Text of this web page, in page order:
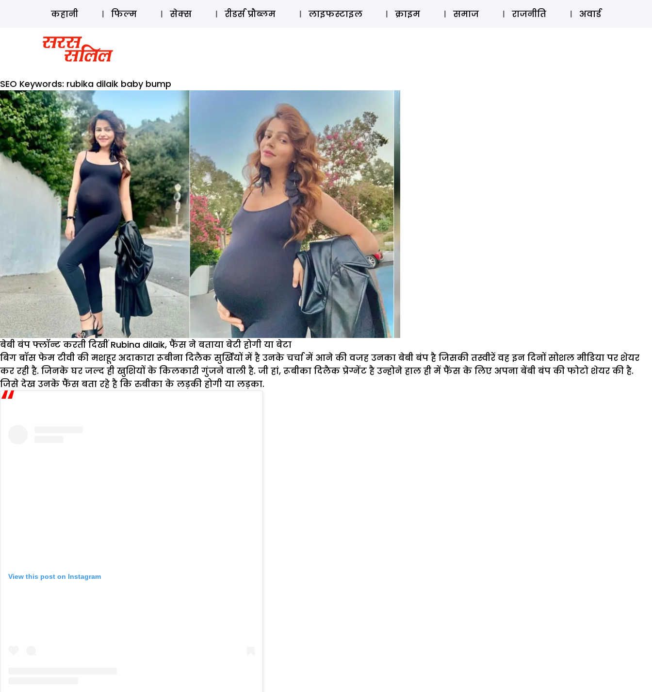
ऑडियो स्टोरी लॉग इन ⚲ SUBSCRIBE
कहानी फिल्म सेक्स रीडर्स प्रौब्लम लाइफस्टाइल क्राइम समाज राजनीति अवार्ड
SEO Keywords: rubika dilaik baby bump
बेबी बंप फ्लॉन्ट करती दिखीं Rubina dilaik, फैंस ने बताया बेटी होगी या बेटा
बिग बॉस फेम टीवी की मशहूर अदाकारा रूबीना दिलैक सुर्खियों में है उनके चर्चा में आने की वजह उनका बेबी बंप है जिसकी तस्वीरें वह इन दिनों सोशल मीडिया पर शेयर
कर रही है. जिनके घर जल्द ही खुशियों के किलकारी गुंजने वाली है. जी हां, रूबीका दिलैक प्रेग्नेंट है उन्होने हाल ही में फैंस के लिए अपना बेंबी बंप की फोटो शेयर की है.
जिसे देख उनके फैंस बता रहे है कि रुबीका के लड़की होगी या लड़का.
View this post on Instagram